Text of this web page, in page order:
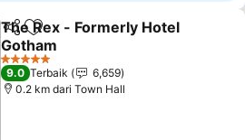
KongsiTambah ke favorit
The Rex - Formerly Hotel
Gotham
Lihat harga
5 Bintang
9.0 Terbaik
6,659
0.2 km dari Town Hall